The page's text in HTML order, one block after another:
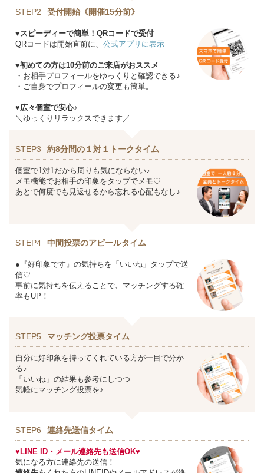
STEP2 受付開始《開催15分前》
♥スピーディーで簡単！QRコードで受付
QRコードは開始直前に、 公式アプリに表示
♥初めての方は10分前のご来店がおススメ
・お相手プロフィールをゆっくりと確認できる♪
・ご自身でプロフィールの変更も簡単。
♥広々個室で安心♪
＼ゆっくりリラックスできます／
STEP3 約8分間の１対１トークタイム
個室で1対1だから周りも気にならない♪
メモ機能でお相手の印象をタップでメモ♡
あとで何度でも見返せるから忘れる心配もなし♪
STEP4 中間投票のアピールタイム
●『好印象です』の気持ちを「いいね」タップで送
信♡
事前に気持ちを伝えることで、マッチングする確
率もUP！
STEP5 マッチング投票タイム
自分に好印象を持ってくれている方が一目で分か
る♪
「いいね」の結果も参考にしつつ
気軽にマッチング投票を♪
STEP6 連絡先送信タイム
♥LINE ID・メール連絡先も送信OK♥
気になる方に連絡先の送信！